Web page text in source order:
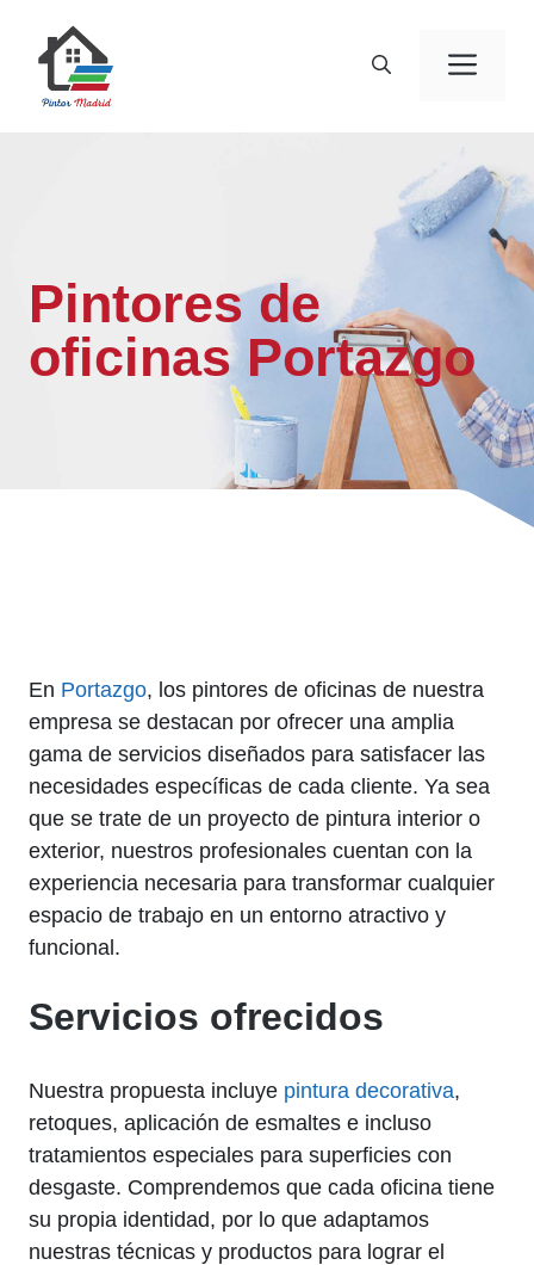
contenido
Pintores de
oficinas Portazgo
En Portazgo, los pintores de oficinas de nuestra
empresa se destacan por ofrecer una amplia
gama de servicios diseñados para satisfacer las
necesidades específicas de cada cliente. Ya sea
que se trate de un proyecto de pintura interior o
exterior, nuestros profesionales cuentan con la
experiencia necesaria para transformar cualquier
espacio de trabajo en un entorno atractivo y
funcional.
Servicios ofrecidos
Nuestra propuesta incluye pintura decorativa,
retoques, aplicación de esmaltes e incluso
tratamientos especiales para superficies con
desgaste. Comprendemos que cada oficina tiene
su propia identidad, por lo que adaptamos
nuestras técnicas y productos para lograr el